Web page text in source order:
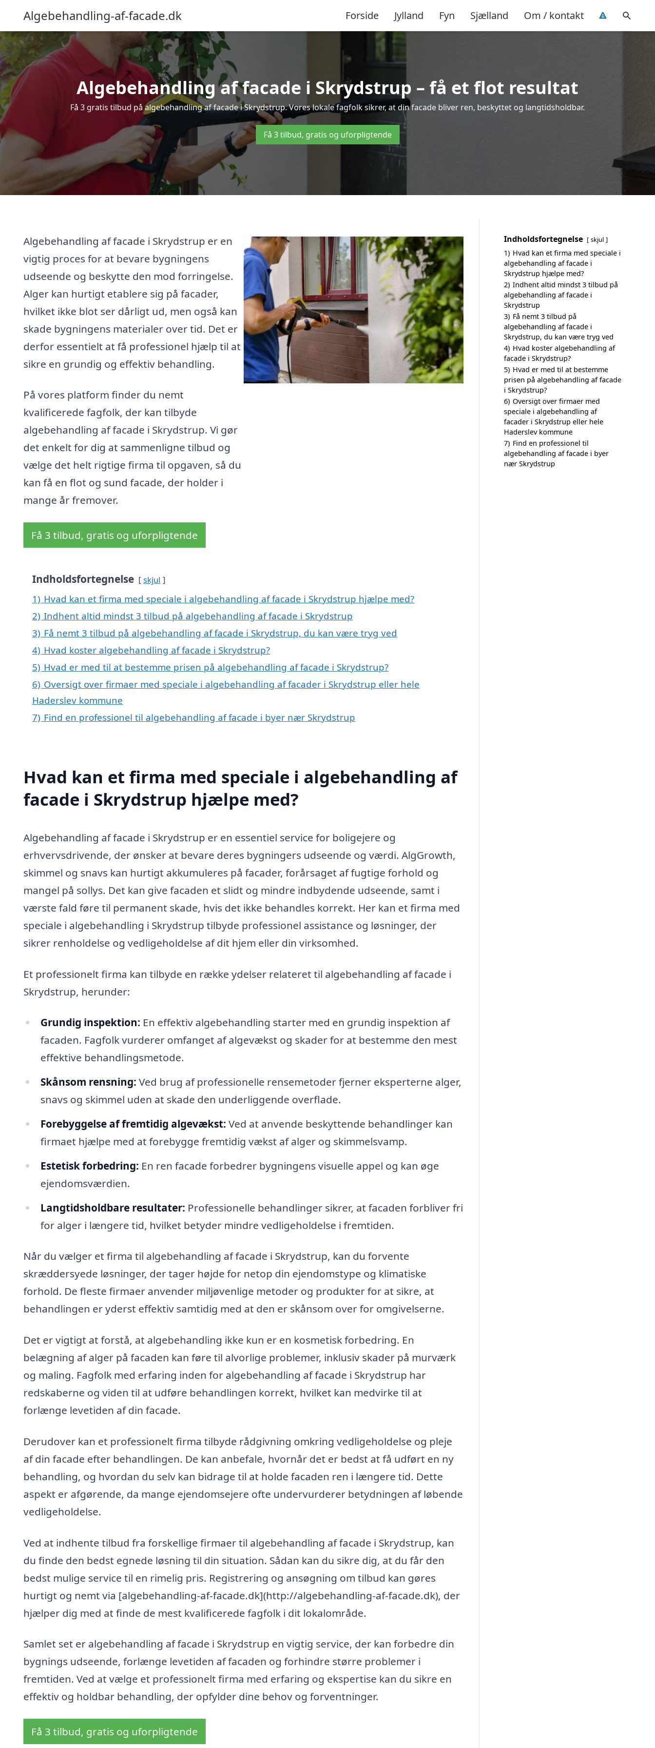
Algebehandling-af-facade.dk Forside Jylland Fyn Sjælland Om / kontakt
Algebehandling af facade i Skrydstrup – få et flot resultat
Få 3 gratis tilbud på algebehandling af facade i Skrydstrup. Vores lokale fagfolk sikrer, at din facade bliver ren, beskyttet og langtidsholdbar.
Få 3 tilbud, gratis og uforpligtende
Algebehandling af facade i Skrydstrup er en
vigtig proces for at bevare bygningens
udseende og beskytte den mod forringelse.
Alger kan hurtigt etablere sig på facader,
hvilket ikke blot ser dårligt ud, men også kan
skade bygningens materialer over tid. Det er
derfor essentielt at få professionel hjælp til at
sikre en grundig og effektiv behandling.
På vores platform finder du nemt
kvalificerede fagfolk, der kan tilbyde
algebehandling af facade i Skrydstrup. Vi gør
det enkelt for dig at sammenligne tilbud og
vælge det helt rigtige firma til opgaven, så du
kan få en flot og sund facade, der holder i
mange år fremover.
Få 3 tilbud, gratis og uforpligtende
Indholdsfortegnelse skjul
1) Hvad kan et firma med speciale i algebehandling af facade i Skrydstrup hjælpe med?
2) Indhent altid mindst 3 tilbud på algebehandling af facade i Skrydstrup
3) Få nemt 3 tilbud på algebehandling af facade i Skrydstrup, du kan være tryg ved
4) Hvad koster algebehandling af facade i Skrydstrup?
5) Hvad er med til at bestemme prisen på algebehandling af facade i Skrydstrup?
6) Oversigt over firmaer med speciale i algebehandling af facader i Skrydstrup eller hele
Haderslev kommune
7) Find en professionel til algebehandling af facade i byer nær Skrydstrup
Hvad kan et firma med speciale i algebehandling af
facade i Skrydstrup hjælpe med?
Algebehandling af facade i Skrydstrup er en essentiel service for boligejere og
erhvervsdrivende, der ønsker at bevare deres bygningers udseende og værdi. AlgGrowth,
skimmel og snavs kan hurtigt akkumuleres på facader, forårsaget af fugtige forhold og
mangel på sollys. Det kan give facaden et slidt og mindre indbydende udseende, samt i
værste fald føre til permanent skade, hvis det ikke behandles korrekt. Her kan et firma med
speciale i algebehandling i Skrydstrup tilbyde professionel assistance og løsninger, der
sikrer renholdelse og vedligeholdelse af dit hjem eller din virksomhed.
Et professionelt firma kan tilbyde en række ydelser relateret til algebehandling af facade i
Skrydstrup, herunder:
Grundig inspektion: En effektiv algebehandling starter med en grundig inspektion af
facaden. Fagfolk vurderer omfanget af algevækst og skader for at bestemme den mest
effektive behandlingsmetode.
Skånsom rensning: Ved brug af professionelle rensemetoder fjerner eksperterne alger,
snavs og skimmel uden at skade den underliggende overflade.
Forebyggelse af fremtidig algevækst: Ved at anvende beskyttende behandlinger kan
firmaet hjælpe med at forebygge fremtidig vækst af alger og skimmelsvamp.
Estetisk forbedring: En ren facade forbedrer bygningens visuelle appel og kan øge
ejendomsværdien.
Langtidsholdbare resultater: Professionelle behandlinger sikrer, at facaden forbliver fri
for alger i længere tid, hvilket betyder mindre vedligeholdelse i fremtiden.
Når du vælger et firma til algebehandling af facade i Skrydstrup, kan du forvente
skræddersyede løsninger, der tager højde for netop din ejendomstype og klimatiske
forhold. De fleste firmaer anvender miljøvenlige metoder og produkter for at sikre, at
behandlingen er yderst effektiv samtidig med at den er skånsom over for omgivelserne.
Det er vigtigt at forstå, at algebehandling ikke kun er en kosmetisk forbedring. En
belægning af alger på facaden kan føre til alvorlige problemer, inklusiv skader på murværk
og maling. Fagfolk med erfaring inden for algebehandling af facade i Skrydstrup har
redskaberne og viden til at udføre behandlingen korrekt, hvilket kan medvirke til at
forlænge levetiden af din facade.
Derudover kan et professionelt firma tilbyde rådgivning omkring vedligeholdelse og pleje
af din facade efter behandlingen. De kan anbefale, hvornår det er bedst at få udført en ny
behandling, og hvordan du selv kan bidrage til at holde facaden ren i længere tid. Dette
aspekt er afgørende, da mange ejendomsejere ofte undervurderer betydningen af løbende
vedligeholdelse.
Ved at indhente tilbud fra forskellige firmaer til algebehandling af facade i Skrydstrup, kan
du finde den bedst egnede løsning til din situation. Sådan kan du sikre dig, at du får den
bedst mulige service til en rimelig pris. Registrering og ansøgning om tilbud kan gøres
hurtigt og nemt via [algebehandling-af-facade.dk](http://algebehandling-af-facade.dk), der
hjælper dig med at finde de mest kvalificerede fagfolk i dit lokalområde.
Samlet set er algebehandling af facade i Skrydstrup en vigtig service, der kan forbedre din
bygnings udseende, forlænge levetiden af facaden og forhindre større problemer i
fremtiden. Ved at vælge et professionelt firma med erfaring og ekspertise kan du sikre en
effektiv og holdbar behandling, der opfylder dine behov og forventninger.
Få 3 tilbud, gratis og uforpligtende
Indholdsfortegnelse skjul
1) Hvad kan et firma med speciale i
algebehandling af facade i
Skrydstrup hjælpe med?
2) Indhent altid mindst 3 tilbud på
algebehandling af facade i
Skrydstrup
3) Få nemt 3 tilbud på
algebehandling af facade i
Skrydstrup, du kan være tryg ved
4) Hvad koster algebehandling af
facade i Skrydstrup?
5) Hvad er med til at bestemme
prisen på algebehandling af facade
i Skrydstrup?
6) Oversigt over firmaer med
speciale i algebehandling af
facader i Skrydstrup eller hele
Haderslev kommune
7) Find en professionel til
algebehandling af facade i byer
nær Skrydstrup